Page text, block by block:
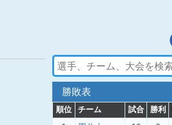
勝敗表
順位 チーム 試合 勝利